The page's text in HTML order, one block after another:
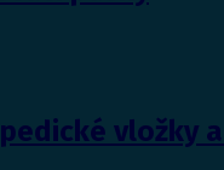
vložky